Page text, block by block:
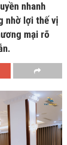
nhanh
nhờ lợi thế vị
mại rõ